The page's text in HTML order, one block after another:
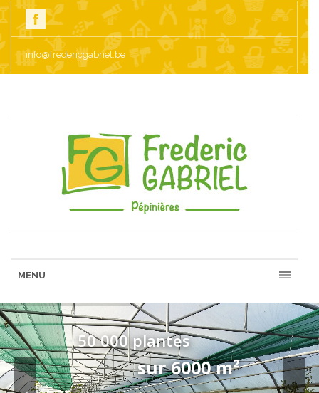
info@fredericgabriel.be
MENU
50 000 plantes
sur 6000 m²